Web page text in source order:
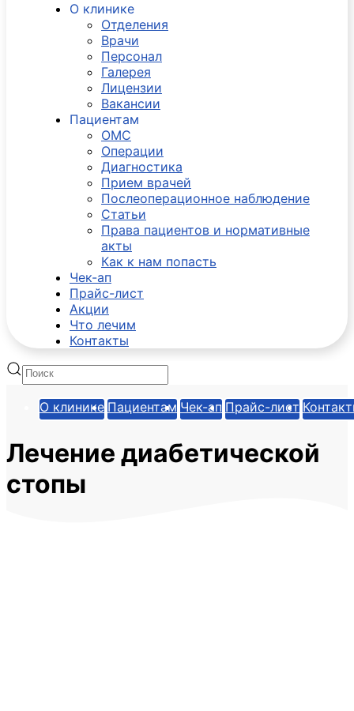
О клинике
Отделения
Врачи
Персонал
Галерея
Лицензии
Вакансии
Пациентам
ОМС
Операции
Диагностика
Прием врачей
Послеоперационное наблюдение
Статьи
Права пациентов и нормативные
акты
Как к нам попасть
Чек-ап
Прайс-лист
Акции
Что лечим
Контакты
О клинике Пациентам Чек-ап Прайс-лист
Лечение диабетической
стопы